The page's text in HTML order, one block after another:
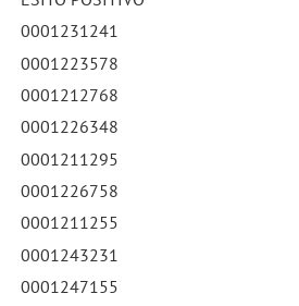
0001231241
0001223578
0001212768
0001226348
0001211295
0001226758
0001211255
0001243231
0001247155